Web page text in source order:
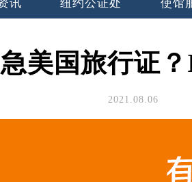
讯 纽约公证处 使馆
美国旅行证
2021.08.06